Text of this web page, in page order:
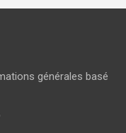
générales basé